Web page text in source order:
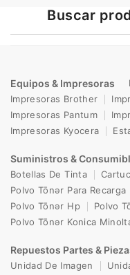
Buscar
Equipos & Impresoras
Impresoras Brother
Impresoras Pantum
Impresoras Kyocera
Suministros &
Botellas De Tinta
Polvo Tōnər Para Recarga
Polvo Tōnər Hp
Polvo
Polvo Tōnər Konica
Repuestos Partes &
Unidad De Imagen